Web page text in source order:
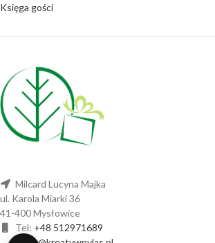
Księga gości
Milcard Lucyna Majka
ul. Karola Miarki 36
41-400 Mysłowice
Tel: +48 512971689